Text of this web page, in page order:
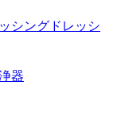
シングドレッシ
器